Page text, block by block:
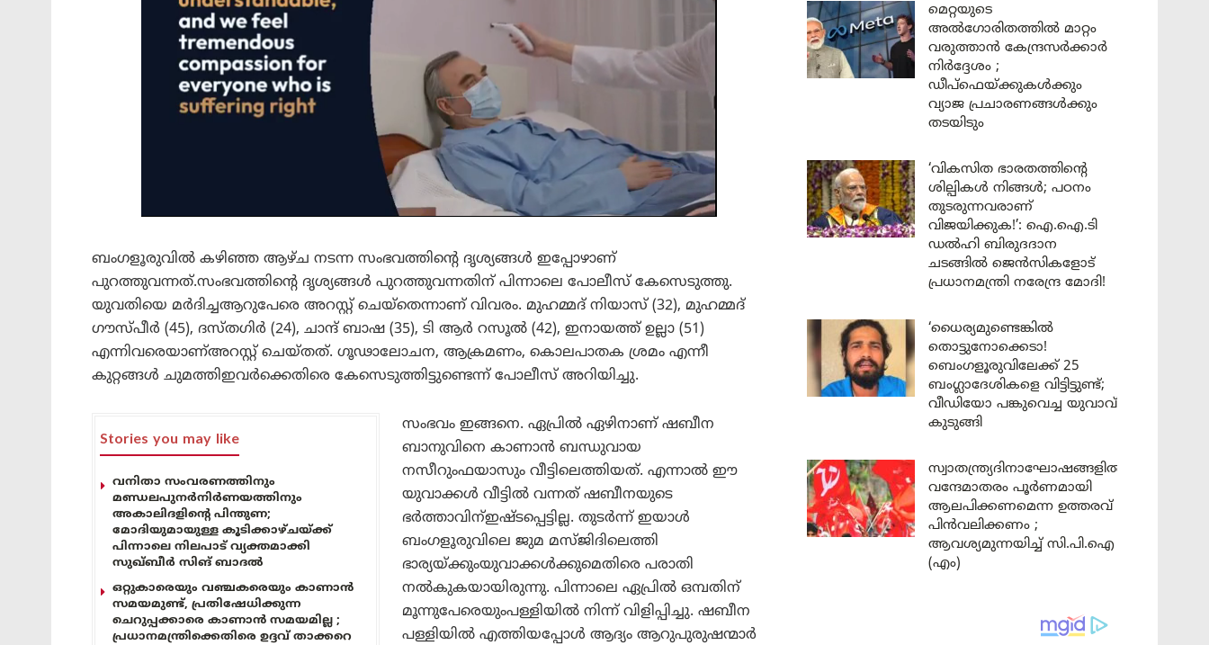
ബംഗളൂരുവിൽ കഴിഞ്ഞ ആഴ്ച നടന്ന സംഭവത്തിന്റെ ദൃശ്യങ്ങൾ ഇപ്പോഴാണ്
പുറത്തുവന്നത്.സംഭവത്തിന്റെ ദൃശ്യങ്ങൾ പുറത്തുവന്നതിന് പിന്നാലെ പോലീസ് കേസെടുത്തു.
യുവതിയെ മർദിച്ചആറുപേരെ അറസ്റ്റ് ചെയ്തെന്നാണ് വിവരം. മുഹമ്മദ് നിയാസ് (32), മുഹമ്മദ്
ഗൗസ്പീർ (45), ദസ്തഗിർ (24), ചാന്ദ് ബാഷ (35), ടി ആർ റസൂൽ (42), ഇനായത്ത് ഉല്ലാ (51)
എന്നിവരെയാണ്അറസ്റ്റ് ചെയ്തത്. ഗൂഢാലോചന, ആക്രമണം, കൊലപാതക ശ്രമം എന്നീ
കുറ്റങ്ങൾ ചുമത്തിഇവർക്കെതിരെ കേസെടുത്തിട്ടുണ്ടെന്ന് പോലീസ് അറിയിച്ചു.
Stories you may like
വനിതാ സംവരണത്തിനും
മണ്ഡലപുനർനിർണയത്തിനും
അകാലിദളിന്റെ പിന്തുണ;
മോദിയുമായുള്ള കൂടിക്കാഴ്ചയ്ക്ക്
പിന്നാലെ നിലപാട് വ്യക്തമാക്കി
സുഖ്ബീർ സിങ് ബാദൽ
ഒറ്റുകാരെയും വഞ്ചകരെയും കാണാൻ
സമയമുണ്ട്, പ്രതിഷേധിക്കുന്ന
ചെറുപ്പക്കാരെ കാണാൻ സമയമില്ല ;
പ്രധാനമന്ത്രിക്കെതിരെ ഉദ്ദവ് താക്കറെ
സംഭവം ഇങ്ങനെ. ഏപ്രിൽ ഏഴിനാണ് ഷബീന
ബാനുവിനെ കാണാൻ ബന്ധുവായ
നസീറുംഫയാസും വീട്ടിലെത്തിയത്. എന്നാൽ ഈ
യുവാക്കൾ വീട്ടിൽ വന്നത് ഷബീനയുടെ
ഭർത്താവിന്ഇഷ്ടപ്പെട്ടില്ല. തുടർന്ന് ഇയാൾ
ബംഗളൂരുവിലെ ജുമ മസ്ജിദിലെത്തി
ഭാര്യയ്ക്കുംയുവാക്കൾക്കുമെതിരെ പരാതി
നൽകുകയായിരുന്നു. പിന്നാലെ ഏപ്രിൽ ഒമ്പതിന്
മൂന്നുപേരെയുംപള്ളിയിൽ നിന്ന് വിളിപ്പിച്ചു. ഷബീന
പള്ളിയിൽ എത്തിയപ്പോൾ ആദ്യം ആറുപുരുഷന്മാർ
മെറ്റയുടെ
അൽഗോരിതത്തിൽ മാറ്റം
വരുത്താൻ കേന്ദ്രസർക്കാർ
നിർദ്ദേശം ;
ഡീപ്‌ഫെയ്ക്കുകൾക്കും
വ്യാജ പ്രചാരണങ്ങൾക്കും
തടയിടും
‘വികസിത ഭാരതത്തിന്റെ
ശില്പികൾ നിങ്ങൾ; പഠനം
തുടരുന്നവരാണ്
വിജയിക്കുക!’: ഐ.ഐ.ടി
ഡൽഹി ബിരുദദാന
ചടങ്ങിൽ ജെൻസികളോട്
പ്രധാനമന്ത്രി നരേന്ദ്ര മോദി!
‘ധൈര്യമുണ്ടെങ്കിൽ
തൊട്ടുനോക്കെടാ!
ബെംഗളൂരുവിലേക്ക് 25
ബംഗ്ലാദേശികളെ വിട്ടിട്ടുണ്ട്;
വീഡിയോ പങ്കുവെച്ച യുവാവ്
കുടുങ്ങി
സ്വാതന്ത്ര്യദിനാഘോഷങ്ങളിൽ
വന്ദേമാതരം പൂർണമായി
ആലപിക്കണമെന്ന ഉത്തരവ്
പിൻവലിക്കണം ;
ആവശ്യമുന്നയിച്ച് സി.പി.ഐ
(എം)